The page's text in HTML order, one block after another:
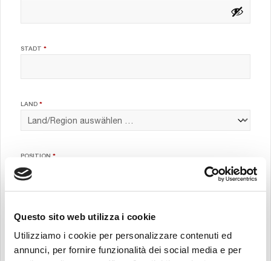
Questo sito web utilizza i cookie
Utilizziamo i cookie per personalizzare contenuti ed
annunci, per fornire funzionalità dei social media e per
STADT *
LAND *
POSITION *